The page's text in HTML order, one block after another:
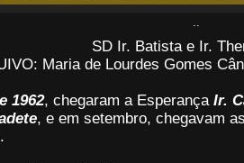
SD Ir. Batista e Ir.
Maria de Lourdes Gomes
1962, chegaram a Esperança Ir.
, e em setembro, chegavam
.